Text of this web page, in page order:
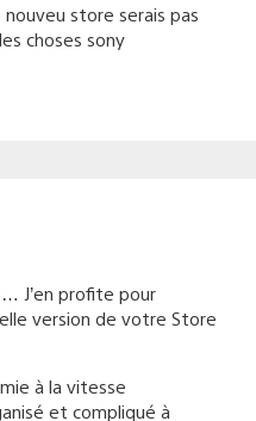
nouveu store serais pas
choses sony
J’en profite pour
version de votre Store
à la vitesse
et compliqué à